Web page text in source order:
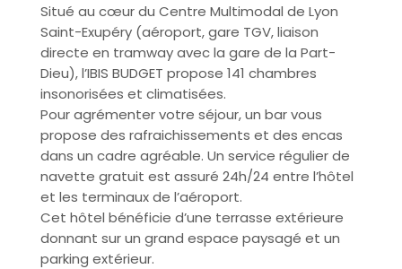
Situé au cœur du Centre Multimodal de Lyon
Saint-Exupéry (aéroport, gare TGV, liaison
directe en tramway avec la gare de la Part-
Dieu), l’IBIS BUDGET propose 141 chambres
insonorisées et climatisées.
Pour agrémenter votre séjour, un bar vous
propose des rafraichissements et des encas
dans un cadre agréable. Un service régulier de
navette gratuit est assuré 24h/24 entre l’hôtel
et les terminaux de l’aéroport.
Cet hôtel bénéficie d’une terrasse extérieure
donnant sur un grand espace paysagé et un
parking extérieur.